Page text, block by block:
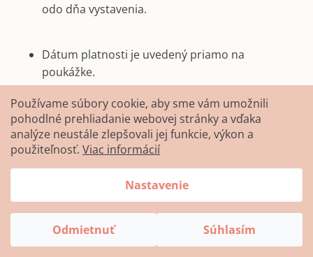
Používame súbory cookie, aby sme vám umožnili
pohodlné prehliadanie webovej stránky a vďaka
analýze neustále zlepšovali jej funkcie, výkon a
použiteľnosť. Viac informácií
Nastavenie
Odmietnuť Súhlasím
odo dňa vystavenia.
Dátum platnosti je uvedený priamo na
poukážke.
Po uplynutí platnosti poukážka zaniká bez
nároku na náhradu.
Poukážku je možné uplatniť pri nákupe
prostredníctvom e-shopuwww.qvindo.sk